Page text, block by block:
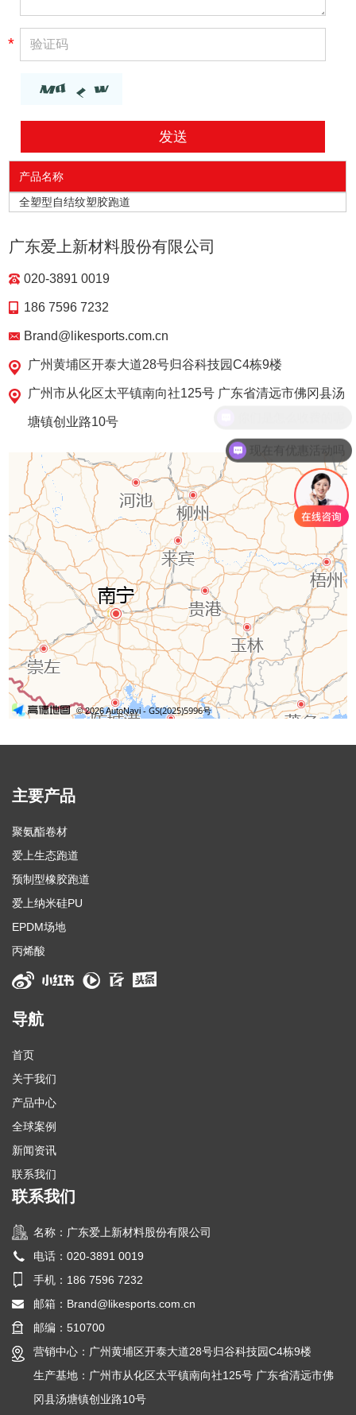
*
产品名称
全塑型自结纹塑胶跑道
广东爱上新材料股份有限公司
020-3891 0019
186 7596 7232
Brand@likesports.com.cn
广州黄埔区开泰大道28号归谷科技园C4栋9楼
广州市从化区太平镇南向社125号 广东省清远市佛冈县汤
塘镇创业路10号
主要产品
聚氨酯卷材
爱上生态跑道
预制型橡胶跑道
爱上纳米硅PU
EPDM场地
丙烯酸
导航
首页
关于我们
产品中心
全球案例
新闻资讯
联系我们
联系我们
名称：广东爱上新材料股份有限公司
电话：020-3891 0019
手机：186 7596 7232
邮箱： Brand@likesports.com.cn
邮编：510700
营销中心：广州黄埔区开泰大道28号归谷科技园C4栋9楼
生产基地：广州市从化区太平镇南向社125号 广东省清远市佛
冈县汤塘镇创业路10号